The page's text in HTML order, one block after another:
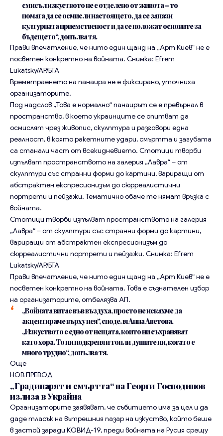
смисъл изкуството не е отделено от живота – то
помага да се осмисли настоящето, да се запази
културната приемственост и да се положат основите за
бъдещето“, допълва тя.
Прави впечатление, че нито един щанд на „Арт Киев“ не е
посветен конкретно на войната. Снимка: Efrem
Lukatsky/AP/БТА
Времетраенето на панаира не е фиксирано, уточниха
организаторите.
Под надслов „Това е нормално“ панаирът се е превърнал в
пространство, в което украинците се опитват да
осмислят чрез живопис, скулптура и разговори една
реалност, в която ракетните удари, смъртта и загубата
са станали част от всекидневието. Стотици творби
изпълват пространството на галерия „Лавра“ – от
скулптури със странни форми до картини, вариращи от
абстрактен експресионизъм до сюрреалистични
портрети и пейзажи. Тематично обаче те нямат връзка с
войната.
Стотици творби изпълват пространството на галерия
„Лавра“ – от скулптури със странни форми до картини,
вариращи от абстрактен експресионизъм до
сюрреалистични портрети и пейзажи. Снимка: Efrem
Lukatsky/AP/БТА
Прави впечатление, че нито един щанд на „Арт Киев“ не е
посветен конкретно на войната. Това е съзнателен избор
на организаторите, отбелязва АП.
„Войната витае във въздуха, просто не искахме да
акцентираме върху нея“, споделя Анна Аветова.
„Изкуството е едно от нещата, които ни съхраняват
като хора. То ни подкрепя и топли душите ни, когато е
много трудно“, допълва тя.
Още
НОВ ПРЕВОД
„Градинарят и смъртта“ на Георги Господинов
излиза в Украйна
Организаторите заявяват, че събитието има за цел и да
даде тласък на вътрешния пазар на изкуство, който беше
в застой заради КОВИД-19, преди войната на Русия срещу